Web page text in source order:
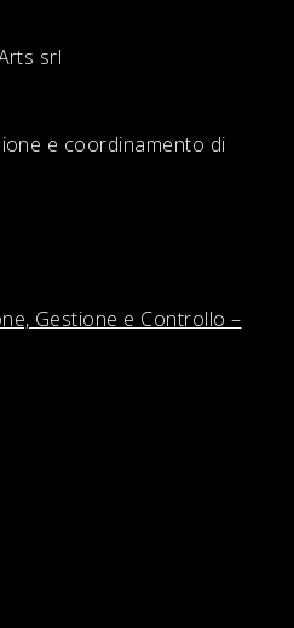
srl
e coordinamento di
Gestione e Controllo –